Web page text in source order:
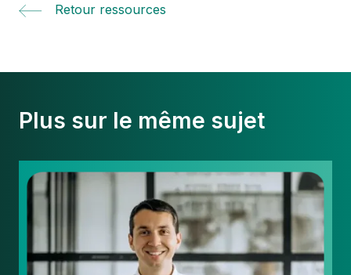
Retour ressources
Plus sur le même sujet
Optimisation
de
rémunération
dirigeant